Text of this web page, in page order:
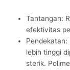
Tantangan:
efektivitas
Pendekatan:
lebih tinggi
sterik.